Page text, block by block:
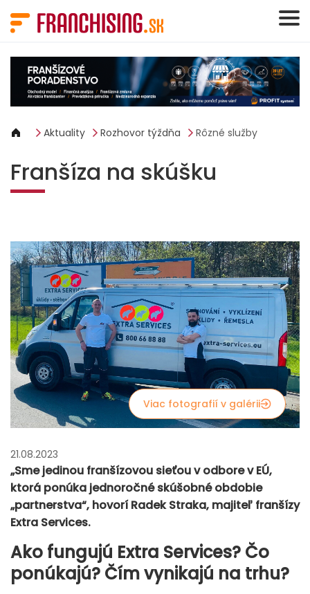
Aktuality Rozhovor týždňa Rôzné služby
Franšíza na skúšku
Viac fotografií v galérii
21.08.2023
„Sme jedinou franšízovou sieťou v odbore v EÚ,
ktorá ponúka jednoročné skúšobné obdobie
„partnerstva“, hovorí Radek Straka, majiteľ franšízy
Extra Services.
Ako fungujú Extra Services? Čo
ponúkajú? Čím vynikajú na trhu?